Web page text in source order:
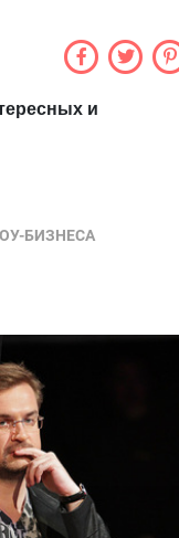
и
БИЗНЕСА